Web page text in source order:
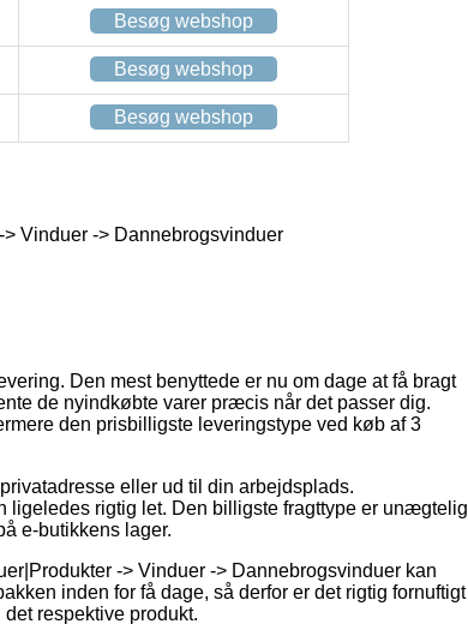
Besøg webshop
Besøg webshop
Besøg webshop
Vinduer -> Dannebrogsvinduer
Den mest benyttede er nu om dage at få bragt
de nyindkøbte varer præcis når det passer dig.
den prisbilligste leveringstype ved køb af 3
eller ud til din arbejdsplads.
ligeledes rigtig let. Den billigste fragttype er unægtelig
e-butikkens lager.
-> Vinduer -> Dannebrogsvinduer kan
inden for få dage, så derfor er det rigtig fornuftigt
respektive produkt.